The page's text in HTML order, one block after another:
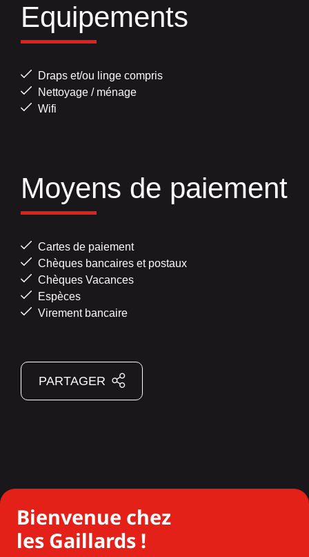
Equipements
Draps et/ou linge compris
Nettoyage / ménage
Wifi
Moyens de paiement
Cartes de paiement
Chèques bancaires et postaux
Chèques Vacances
Espèces
Virement bancaire
PARTAGER
Bienvenue chez
les Gaillards !